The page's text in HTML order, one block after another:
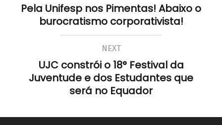
de 2012
wp-
admin
Pela Unifesp nos Pimentas! Abaixo o
burocratismo corporativista!
NEXT
UJC constrói o 18° Festival da
Juventude e dos Estudantes que
será no Equador